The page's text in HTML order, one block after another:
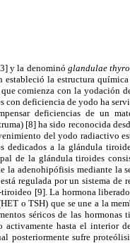
y la denominó glandulae
la estructura
comienza con la yodación
con deficiencia de yodo ha
deficiencias de un
[8] ha sido reconocida
del yodo radiactivo
dedicados a la glándula
de la glándula tiroides
la adenohipófisis mediante la
regulada por un sistema de
[9]. La hormona
o TSH) que se une a la
séricos de las hormonas
hasta el interior
posteriormente sufre